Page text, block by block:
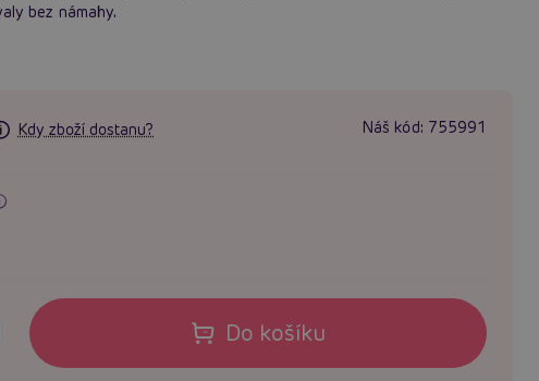
bez námahy.
Kdy zboží dostanu? Náš kód: 755991
Do košíku